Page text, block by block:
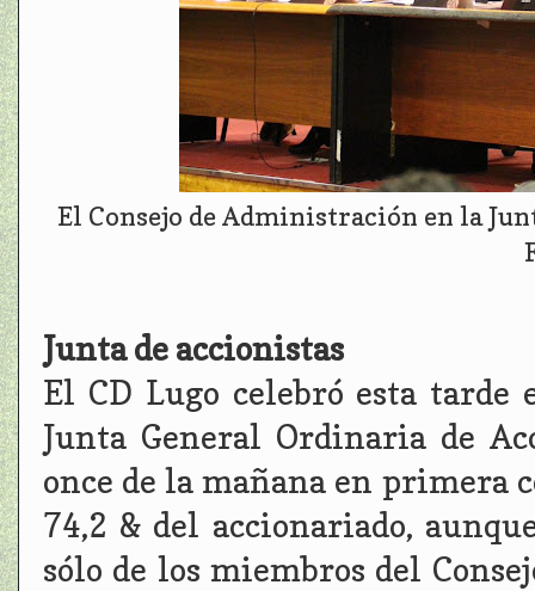
El Consejo de Administración en la
Junta de accionistas
El CD Lugo celebró esta tarde
Junta General Ordinaria de
once de la mañana en primera
74,2 & del accionariado,
sólo de los miembros del